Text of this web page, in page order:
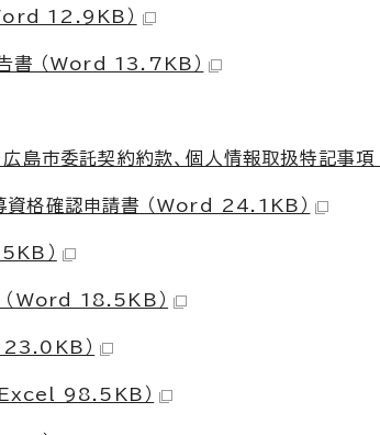
12.9KB）
書 （Word 13.7KB）
広島市委託契約約款、個人情報取扱特記事
資格確認申請書 （Word 24.1KB）
）
（Word 18.5KB）
23.0KB）
Excel 98.5KB）